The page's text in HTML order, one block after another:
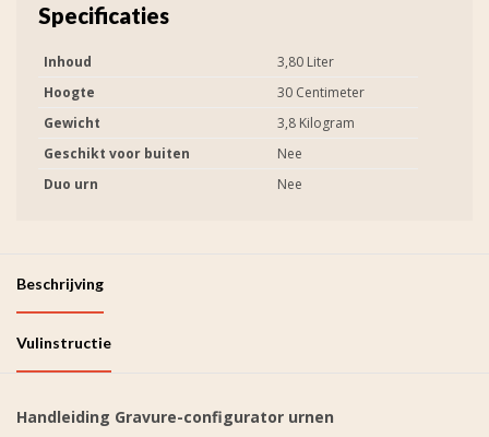
Specificaties
Inhoud
3,80 Liter
Hoogte
30 Centimeter
Gewicht
3,8 Kilogram
Geschikt voor buiten
Nee
Duo urn
Nee
Beschrijving
Vulinstructie
Handleiding Gravure-configurator urnen